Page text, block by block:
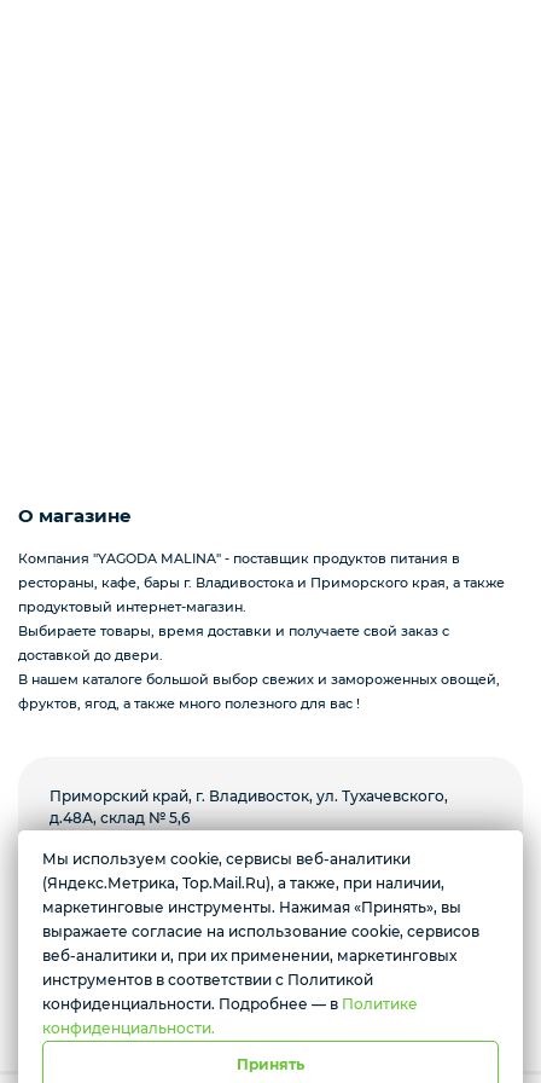
Яйцо
Подарочные наборы из ягод и фруктов
Ингредиенты для кондитеров
О магазине
Компания "YAGODA MALINA" - поставщик продуктов питания в
рестораны, кафе, бары г. Владивостока и Приморского края, а также
продуктовый интернет-магазин.
Выбираете товары, время доставки и получаете свой заказ с
доставкой до двери.
В нашем каталоге большой выбор свежих и замороженных овощей,
фруктов, ягод, а также много полезного для вас !
Приморский край, г. Владивосток, ул. Тухачевского,
д.48А, склад № 5,6
Пн-пт с 8.00 до 18.00, суббота с 9.00 до 13.00.
Воскресенье выходной
Условия доставки
*Instagram призана экстремистской организацией и запрещена в
РФ
Мы используем cookie, сервисы веб-аналитики
(Яндекс.Метрика, Top.Mail.Ru), а также, при наличии,
маркетинговые инструменты. Нажимая «Принять», вы
выражаете согласие на использование cookie, сервисов
веб-аналитики и, при их применении, маркетинговых
инструментов в соответствии с Политикой
конфиденциальности. Подробнее — в Политике
конфиденциальности.
Принять
Желаете подозвать сотрудника
Нет